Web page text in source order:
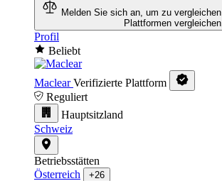
Melden Sie sich an, um zu vergleichen
Plattformen vergleichen.
Profil
Beliebt
Maclear Verifizierte Plattform
Reguliert
Hauptsitzland
Schweiz
Betriebsstätten
Österreich
+26